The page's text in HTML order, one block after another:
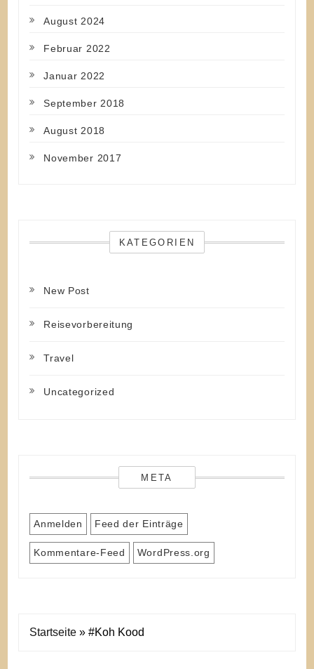
August 2024
Februar 2022
Januar 2022
September 2018
August 2018
November 2017
KATEGORIEN
New Post
Reisevorbereitung
Travel
Uncategorized
META
Anmelden Feed der Einträge
Kommentare-Feed WordPress.org
Startseite »#Koh Kood